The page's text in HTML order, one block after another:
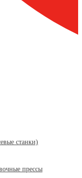
станки)
прессы